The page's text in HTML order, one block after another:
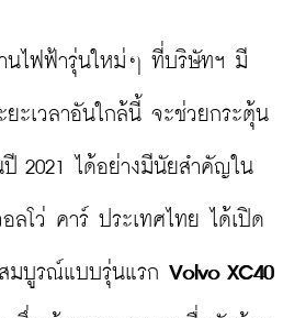
นไฟฟ้ารุ่นใหม่ๆ ที่บริษัทฯ มี
ะเวลาอันใกล้นี้ จะช่วยกระตุ้น
2021 ได้อย่างมีนัยสำคัญใน
ลโว่ คาร์ ประเทศไทย ได้เปิด
มบูรณ์แบบรุ่นแรก Volvo XC40